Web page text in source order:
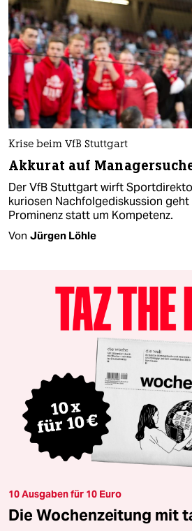
Krise beim VfB Stuttgart
Akkurat auf
Der VfB Stuttgart wirft
kuriosen Nachfolgediskussion
Prominenz statt um Kompetenz.
Von Jürgen Löhle
10 Ausgaben für 10 Euro
Die Wochenzeitung mit